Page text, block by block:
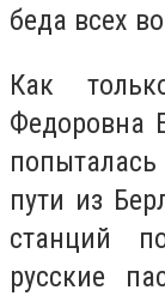
беда всех
Как
Федоровна
пути из
станций
русские